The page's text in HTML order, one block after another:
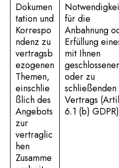
Dokumen
tation und
Korrespo
ndenz zu
vertragsb
ezogenen
Themen,
einschlie
ßlich des
Angebots
zur
vertraglic
hen
Zusamme
für die
Anbahnung
Erfüllung
mit Ihnen
oder zu
schließenden
Vertrags
6.1 (b) GDPR)